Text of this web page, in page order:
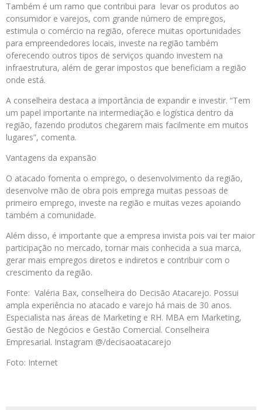
Também é um ramo que contribui para levar os produtos ao
consumidor e varejos, com grande número de empregos,
estimula o comércio na região, oferece muitas oportunidades
para empreendedores locais, investe na região também
oferecendo outros tipos de serviços quando investem na
infraestrutura, além de gerar impostos que beneficiam a região
onde está.
A conselheira destaca a importância de expandir e investir. “Tem
um papel importante na intermediação e logística dentro da
região, fazendo produtos chegarem mais facilmente em muitos
lugares”, comenta.
Vantagens da expansão
O atacado fomenta o emprego, o desenvolvimento da região,
desenvolve mão de obra pois emprega muitas pessoas de
primeiro emprego, investe na região e muitas vezes apoiando
também a comunidade.
Além disso, é importante que a empresa invista pois vai ter maior
participação no mercado, tornar mais conhecida a sua marca,
gerar mais empregos diretos e indiretos e contribuir com o
crescimento da região.
Fonte: Valéria Bax, conselheira do Decisão Atacarejo. Possui
ampla experiência no atacado e varejo há mais de 30 anos.
Especialista nas áreas de Marketing e RH. MBA em Marketing,
Gestão de Negócios e Gestão Comercial. Conselheira
Empresarial. Instagram @/decisaoatacarejo
Foto: Internet